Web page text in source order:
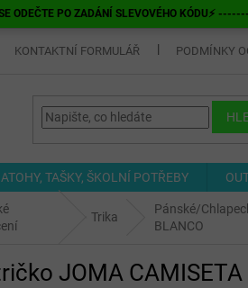
ODEČTE PO ZADÁNÍ SLEVOVÉHO KÓDU⚡
KONTAKTNÍ FORMULÁŘ PODMÍNKY
TAŠKY, ŠKOLNÍ POTŘEBY
Trika
Pánské/
BLANCO
JOMA CAMISETA